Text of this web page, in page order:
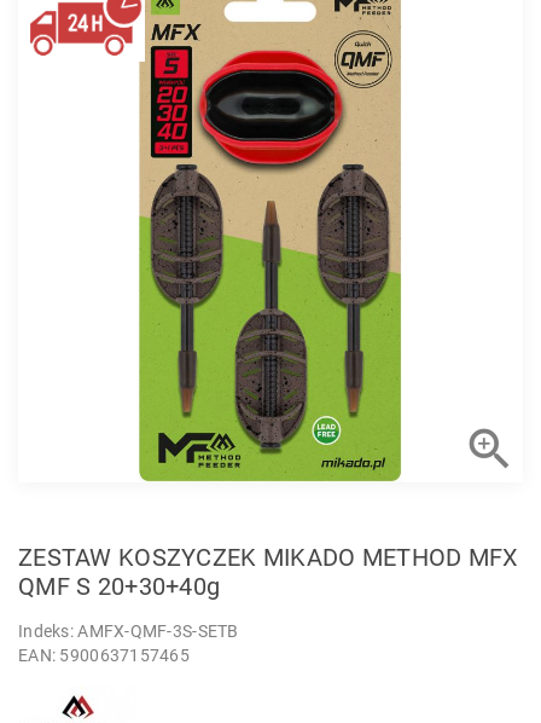

ZESTAW KOSZYCZEK MIKADO METHOD MFX
QMF S 20+30+40g
Indeks: AMFX-QMF-3S-SETB
EAN: 5900637157465